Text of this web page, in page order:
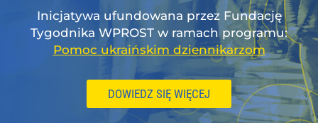
Inicjatywa ufundowana przez Fundację
Tygodnika WPROST w ramach programu:
Pomoc ukraińskim dziennikarzom
DOWIEDZ SIĘ WIĘCEJ